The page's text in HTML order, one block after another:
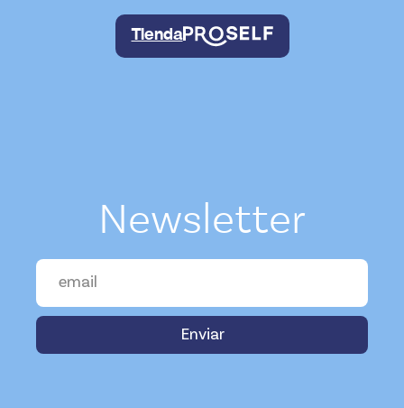
Tienda
Newsletter
Enviar